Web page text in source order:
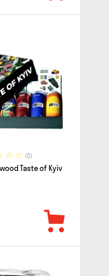
(0)
Taste of Kyiv